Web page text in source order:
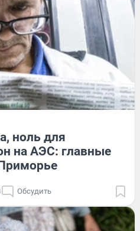
ноль для
на АЭС: главные
Обсудить